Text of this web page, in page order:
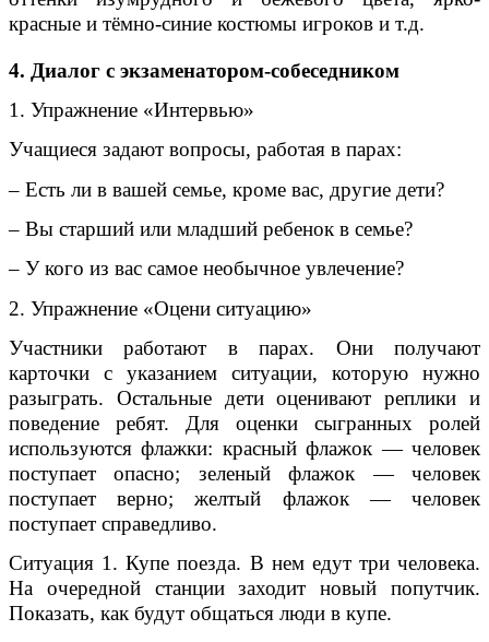
красные и тёмно-синие костюмы игроков и т.д.
4. Диалог с экзаменатором-собеседником
1. Упражнение «Интервью»
Учащиеся задают вопросы, работая в парах:
– Есть ли в вашей семье, кроме вас, другие дети?
– Вы старший или младший ребенок в семье?
– У кого из вас самое необычное увлечение?
2. Упражнение «Оцени ситуацию»
Участники работают в парах. Они получают
карточки с указанием ситуации, которую нужно
разыграть. Остальные дети оценивают реплики и
поведение ребят. Для оценки сыгранных ролей
используются флажки: красный флажок — человек
поступает опасно; зеленый флажок — человек
поступает верно; желтый флажок — человек
поступает справедливо.
Ситуация 1. Купе поезда. В нем едут три человека.
На очередной станции заходит новый попутчик.
Показать, как будут общаться люди в купе.